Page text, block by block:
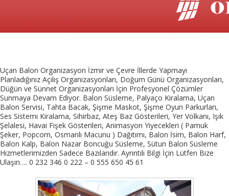
Uçan Balon Organizasyon İzmir ve Çevre İllerde Yapmayı
Planladığınız Açılış Organizasyonları, Doğum Günü Organizasyonları,
Düğün ve Sünnet Organizasyonları İçin Profesyonel Çözümler
Sunmaya Devam Ediyor. Balon Süsleme, Palyaço Kiralama, Uçan
Balon Servisi, Tahta Bacak, Şişme Maskot, Şişme Oyun Parkurları,
Ses Sistemi Kiralama, Sihirbaz, Ateş Baz Gösterileri, Yer Volkanı, Işık
Şelalesi, Havai Fişek Gösterileri, Animasyon Yiyecekleri ( Pamuk
Şeker, Popcorn, Osmanlı Macunu ) Dağıtımı, Balon İsim, Balon Harf,
Balon Kalp, Balon Nazar Boncuğu Süsleme, Sütun Balon Süsleme
Hizmetlerimizden Sadece Bazılarıdır. Ayrıntılı Bilgi İçin Lütfen Bize
Ulaşın…. 0 232 346 0 222 – 0 555 650 45 61